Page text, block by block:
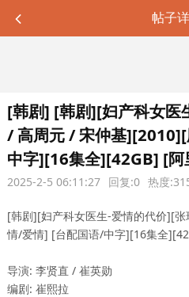
帖子
[韩剧] [韩剧][妇产科女医
/ 高周元 / 宋仲基
中字][16集全][42GB] [阿
2025-2-5 06:11:27 回复:0 热度
[韩剧][妇产科女医生-爱情的代价][
情/爱情] [台配国语/中字][16集全
导演: 李贤直 / 崔英勋
编剧: 崔熙拉